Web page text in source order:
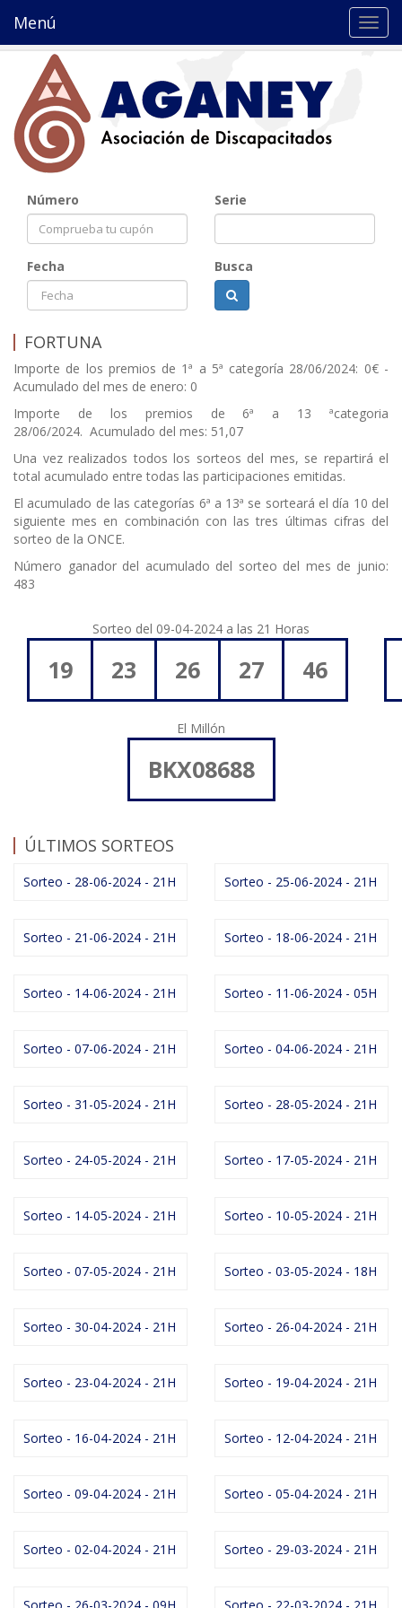
Número Serie
Fecha Busca
Menú
FORTUNA
Importe de los premios de 1ª a 5ª categoría 28/06/2024: 0€ -
Acumulado del mes de enero: 0
Importe de los premios de 6ª a 13 ªcategoria
28/06/2024. Acumulado del mes: 51,07
Una vez realizados todos los sorteos del mes, se repartirá el
total acumulado entre todas las participaciones emitidas.
El acumulado de las categorías 6ª a 13ª se sorteará el día 10 del
siguiente mes en combinación con las tres últimas cifras del
sorteo de la ONCE.
Número ganador del acumulado del sorteo del mes de junio:
483
Sorteo del 09-04-2024 a las 21 Horas
19 23 26 27 46
El Millón
BKX08688
ÚLTIMOS SORTEOS
Sorteo - 28-06-2024 - 21H Sorteo - 25-06-2024 - 21H
Sorteo - 21-06-2024 - 21H Sorteo - 18-06-2024 - 21H
Sorteo - 14-06-2024 - 21H Sorteo - 11-06-2024 - 05H
Sorteo - 07-06-2024 - 21H Sorteo - 04-06-2024 - 21H
Sorteo - 31-05-2024 - 21H Sorteo - 28-05-2024 - 21H
Sorteo - 24-05-2024 - 21H Sorteo - 17-05-2024 - 21H
Sorteo - 14-05-2024 - 21H Sorteo - 10-05-2024 - 21H
Sorteo - 07-05-2024 - 21H Sorteo - 03-05-2024 - 18H
Sorteo - 30-04-2024 - 21H Sorteo - 26-04-2024 - 21H
Sorteo - 23-04-2024 - 21H Sorteo - 19-04-2024 - 21H
Sorteo - 16-04-2024 - 21H Sorteo - 12-04-2024 - 21H
Sorteo - 09-04-2024 - 21H Sorteo - 05-04-2024 - 21H
Sorteo - 02-04-2024 - 21H Sorteo - 29-03-2024 - 21H